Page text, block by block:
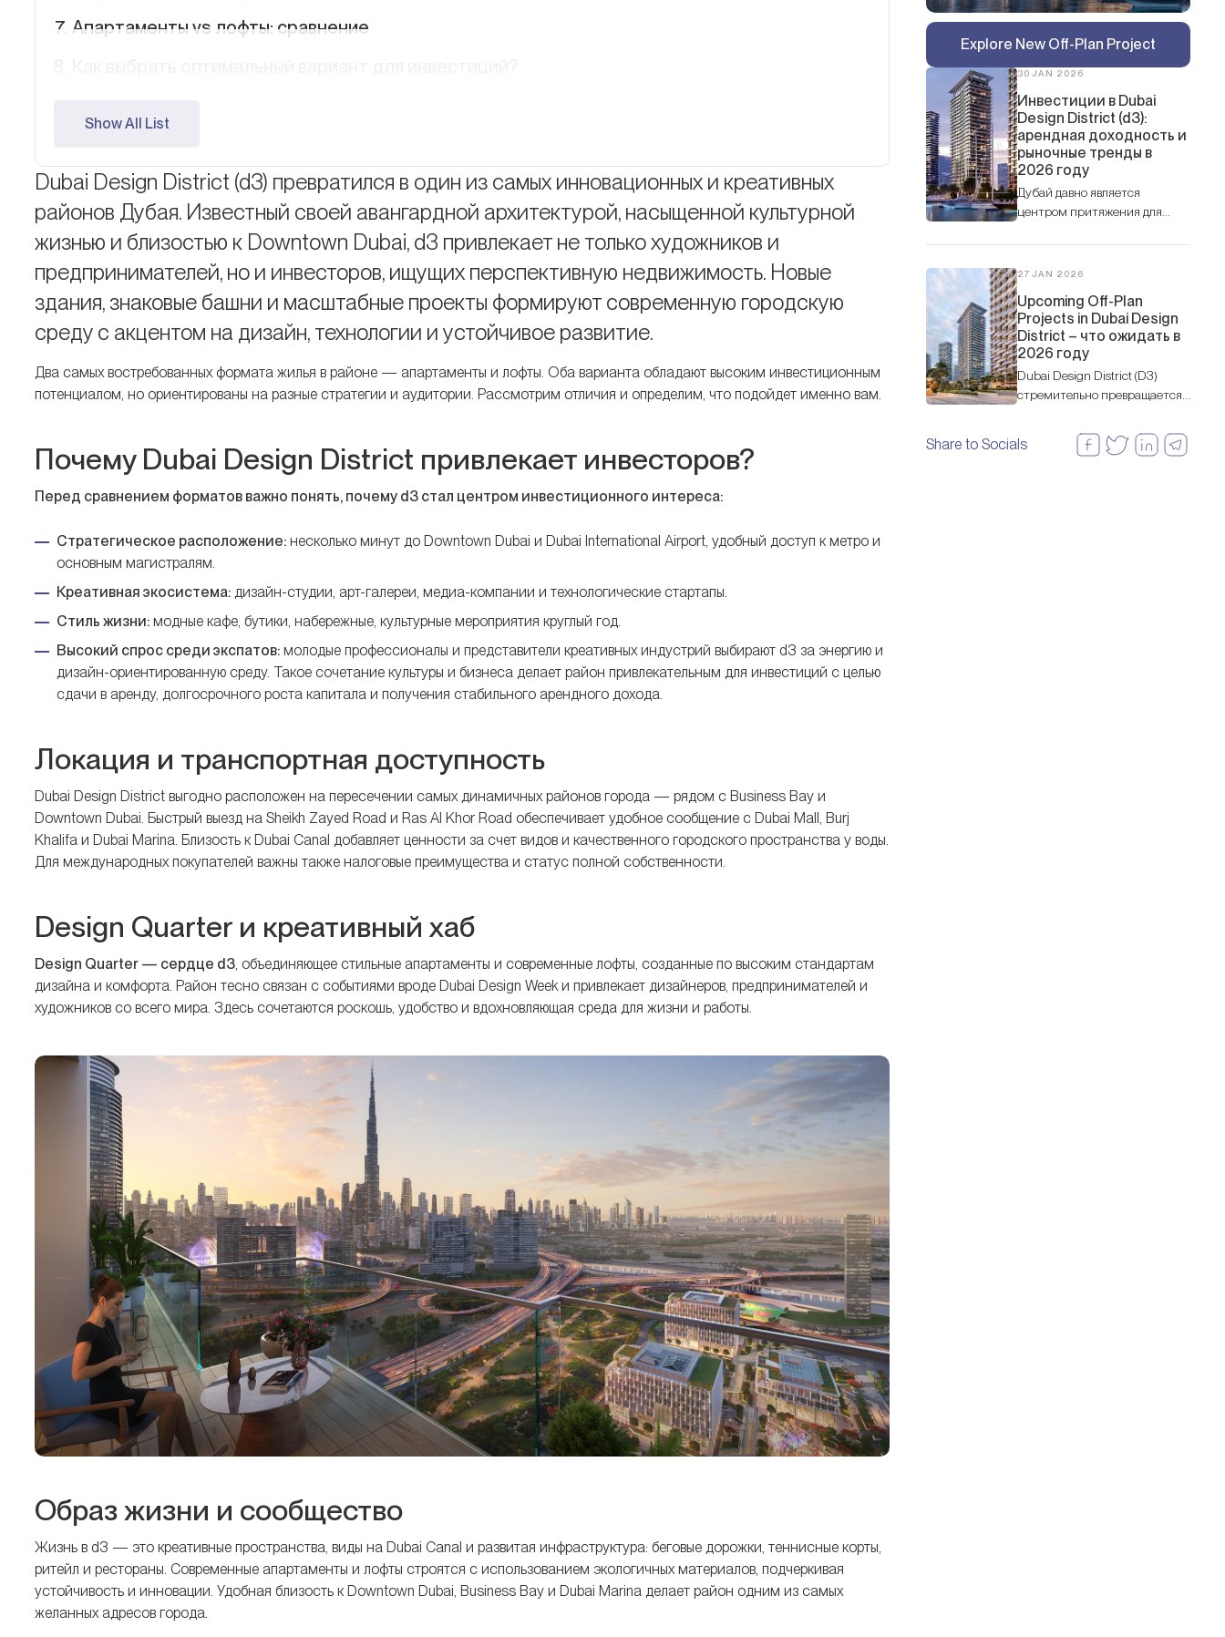
Dubai Design District (d3) превратился в один из самых инновационных и креативных
районов Дубая. Известный своей авангардной архитектурой, насыщенной культурной
жизнью и близостью к Downtown Dubai, d3 привлекает не только художников и
предпринимателей, но и инвесторов, ищущих перспективную недвижимость. Новые
здания, знаковые башни и масштабные проекты формируют современную городскую
среду с акцентом на дизайн, технологии и устойчивое развитие.
Два самых востребованных формата жилья в районе — апартаменты и лофты. Оба варианта обладают высоким инвестиционным
потенциалом, но ориентированы на разные стратегии и аудитории. Рассмотрим отличия и определим, что подойдет именно вам.
Почему Dubai Design District привлекает инвесторов?
Перед сравнением форматов важно понять, почему d3 стал центром инвестиционного интереса:
Стратегическое расположение: несколько минут до Downtown Dubai и Dubai International Airport, удобный доступ к метро и
основным магистралям.
Креативная экосистема: дизайн-студии, арт-галереи, медиа-компании и технологические стартапы.
Стиль жизни: модные кафе, бутики, набережные, культурные мероприятия круглый год.
Высокий спрос среди экспатов: молодые профессионалы и представители креативных индустрий выбирают d3 за энергию и
дизайн-ориентированную среду. Такое сочетание культуры и бизнеса делает район привлекательным для инвестиций с целью
сдачи в аренду, долгосрочного роста капитала и получения стабильного арендного дохода.
Локация и транспортная доступность
Dubai Design District выгодно расположен на пересечении самых динамичных районов города — рядом с Business Bay и
Downtown Dubai. Быстрый выезд на Sheikh Zayed Road и Ras Al Khor Road обеспечивает удобное сообщение с Dubai Mall, Burj
Khalifa и Dubai Marina. Близость к Dubai Canal добавляет ценности за счет видов и качественного городского пространства у воды.
Для международных покупателей важны также налоговые преимущества и статус полной собственности.
Design Quarter и креативный хаб
Design Quarter — сердце d3, объединяющее стильные апартаменты и современные лофты, созданные по высоким стандартам
дизайна и комфорта. Район тесно связан с событиями вроде Dubai Design Week и привлекает дизайнеров, предпринимателей и
художников со всего мира. Здесь сочетаются роскошь, удобство и вдохновляющая среда для жизни и работы.
Образ жизни и сообщество
Жизнь в d3 — это креативные пространства, виды на Dubai Canal и развитая инфраструктура: беговые дорожки, теннисные корты,
ритейл и рестораны. Современные апартаменты и лофты строятся с использованием экологичных материалов, подчеркивая
устойчивость и инновации. Удобная близость к Downtown Dubai, Business Bay и Dubai Marina делает район одним из самых
желанных адресов города.
Апартаменты vs лофты: сравнение
Show All List
Explore New Off-Plan Project
30 JAN 2026
Инвестиции в Dubai
Design District (d3):
арендная доходность и
рыночные тренды в
2026 году
Дубай давно является
центром притяжения для
Dubai Design District (d3)
уверенно занял нишу одного
уникальных районов города.
27 JAN 2026
Upcoming Off-Plan
Projects in Dubai Design
District – что ожидать в
2026 году
Dubai Design District (D3)
стремительно превращается в
стильных районов Дубая.
Share to Socials